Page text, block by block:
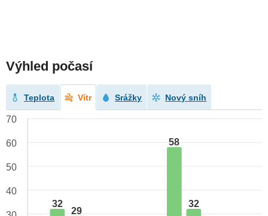
Výhled počasí
Teplota Vítr Srážky Nový sníh
32
29
58
32
70
60
50
40